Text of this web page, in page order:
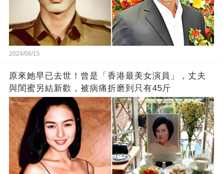
2024/08/15
原來她早已去世！曾是「香港最美女演員」，丈夫
與閨蜜另結新歡，被病痛折磨到只有45斤